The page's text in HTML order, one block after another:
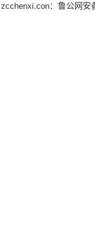
zcchenxi.con：鲁公网安